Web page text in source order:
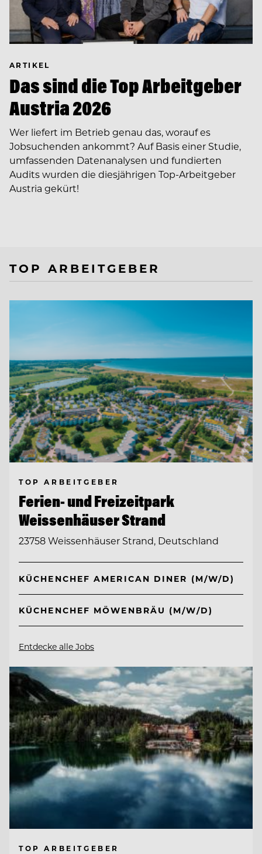
ARTIKEL
Das sind die Top Arbeitgeber
Austria 2026
Wer liefert im Betrieb genau das, worauf es
Jobsuchenden ankommt? Auf Basis einer Studie,
umfassenden Datenanalysen und fundierten
Audits wurden die diesjährigen Top-Arbeitgeber
Austria gekürt!
TOP ARBEITGEBER
TOP ARBEITGEBER
Ferien- und Freizeitpark
Weissenhäuser Strand
23758 Weissenhäuser Strand, Deutschland
KÜCHENCHEF AMERICAN DINER (M/W/D)
KÜCHENCHEF MÖWENBRÄU (M/W/D)
Entdecke alle Jobs
TOP ARBEITGEBER